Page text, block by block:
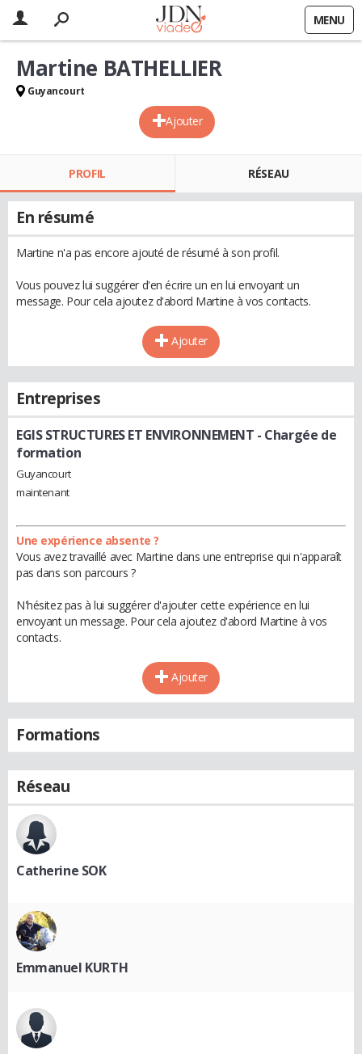
MENU
Ajouter
Martine BATHELLIER
Guyancourt
PROFIL RÉSEAU
En résumé
Martine n'a pas encore ajouté de résumé à son profil.
Vous pouvez lui suggérer d'en écrire un en lui envoyant un
message. Pour cela ajoutez d'abord Martine à vos contacts.
Ajouter
Entreprises
EGIS STRUCTURES ET ENVIRONNEMENT - Chargée de
formation
Guyancourt
maintenant
Une expérience absente ?
Vous avez travaillé avec Martine dans une entreprise qui n'apparaît
pas dans son parcours ?
N'hésitez pas à lui suggérer d'ajouter cette expérience en lui
envoyant un message. Pour cela ajoutez d'abord Martine à vos
contacts.
Ajouter
Formations
Réseau
Catherine SOK
Emmanuel KURTH